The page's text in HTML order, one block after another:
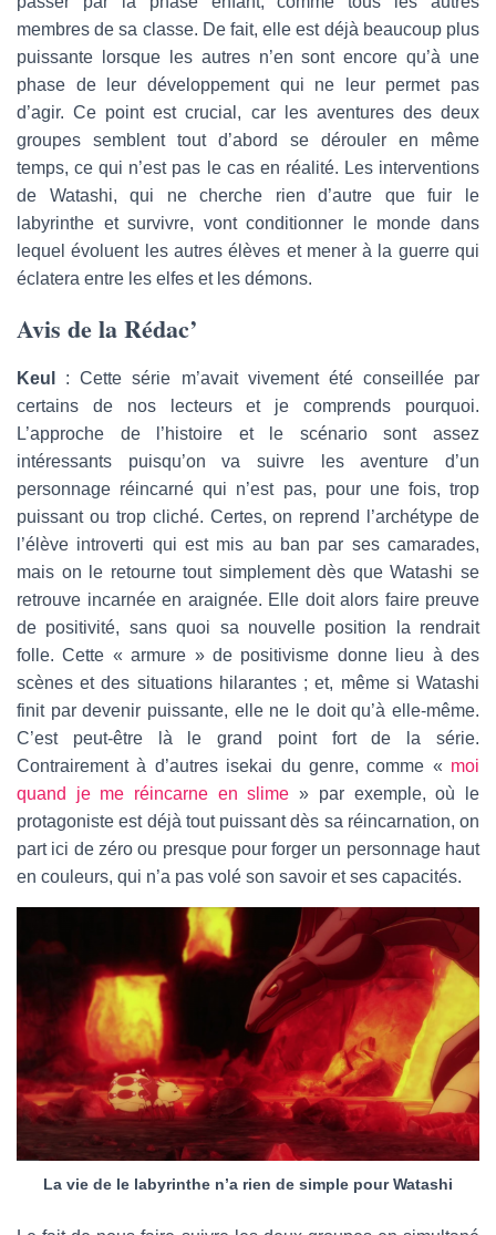
membres de sa classe. De fait, elle est déjà beaucoup plus
puissante lorsque les autres n’en sont encore qu’à une
phase de leur développement qui ne leur permet pas
d’agir. Ce point est crucial, car les aventures des deux
groupes semblent tout d’abord se dérouler en même
temps, ce qui n’est pas le cas en réalité. Les interventions
de Watashi, qui ne cherche rien d’autre que fuir le
labyrinthe et survivre, vont conditionner le monde dans
lequel évoluent les autres élèves et mener à la guerre qui
éclatera entre les elfes et les démons.
Avis de la Rédac’
Keul : Cette série m’avait vivement été conseillée par
certains de nos lecteurs et je comprends pourquoi.
L’approche de l’histoire et le scénario sont assez
intéressants puisqu’on va suivre les aventure d’un
personnage réincarné qui n’est pas, pour une fois, trop
puissant ou trop cliché. Certes, on reprend l’archétype de
l’élève introverti qui est mis au ban par ses camarades,
mais on le retourne tout simplement dès que Watashi se
retrouve incarnée en araignée. Elle doit alors faire preuve
de positivité, sans quoi sa nouvelle position la rendrait
folle. Cette « armure » de positivisme donne lieu à des
scènes et des situations hilarantes ; et, même si Watashi
finit par devenir puissante, elle ne le doit qu’à elle-même.
C’est peut-être là le grand point fort de la série.
Contrairement à d’autres isekai du genre, comme « moi
quand je me réincarne en slime» par exemple, où le
protagoniste est déjà tout puissant dès sa réincarnation, on
part ici de zéro ou presque pour forger un personnage haut
en couleurs, qui n’a pas volé son savoir et ses capacités.
La vie de le labyrinthe n’a rien de simple pour Watashi